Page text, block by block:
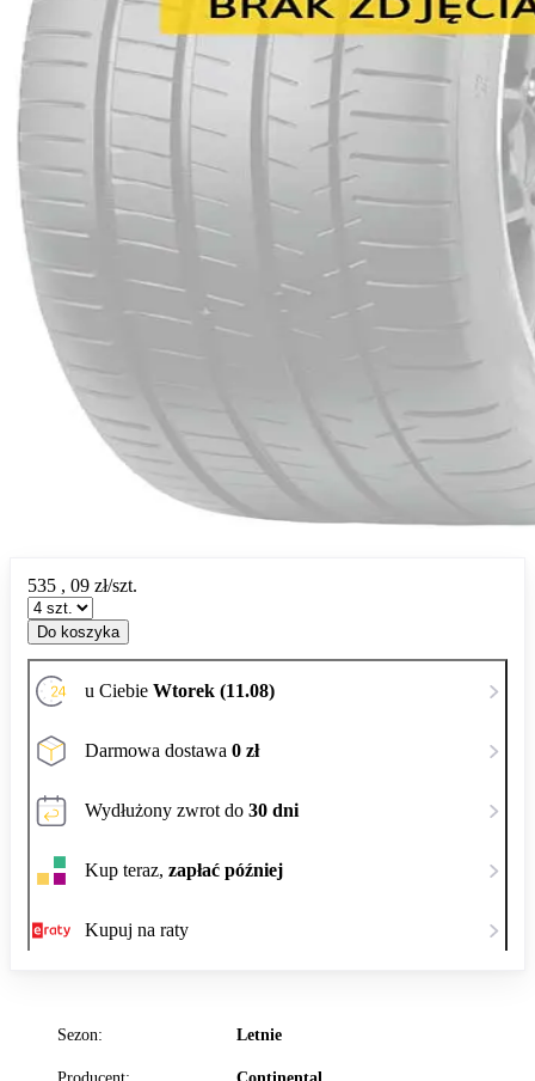
Sezon: Letnie
535 , 09 zł/szt.
Do koszyka
u Ciebie Wtorek (11.08)
Darmowa dostawa 0 zł
Wydłużony zwrot do 30 dni
Kup teraz, zapłać później
Kupuj na raty